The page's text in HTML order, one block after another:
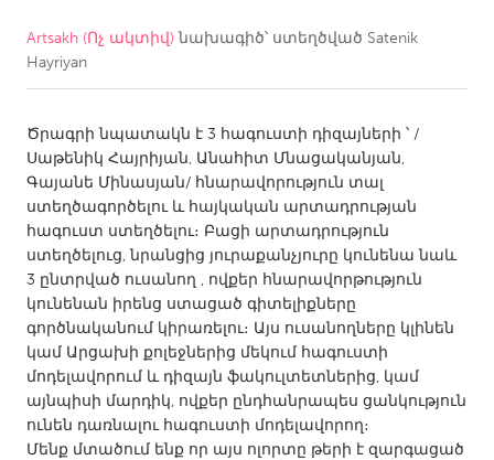
CANADA
Newmarket
Ottawa
South Shore
Toronto
MALAYSIA
Kuala Lumpur
NETHERLANDS
Leiden
Rotterdam
Utrecht
Artsakh (Ոչ ակտիվ) նախագիծ՝ ստեղծված Satenik
Hayriyan
Ծրագրի նպատակն է 3 հագուստի դիզայների ՝ /
Սաթենիկ Հայրիյան, Անահիտ Մնացականյան,
Գայանե Մինասյան/ հնարավորություն տալ
ստեղծագործելու և հայկական արտադրության
հագուստ ստեղծելու։ Բացի արտադրություն
ստեղծելուց, նրանցից յուրաքանչյուրը կունենա նաև
3 ընտրված ուսանող , ովքեր հնարավորթություն
կունենան իրենց ստացած գիտելիքները
գործնականում կիրառելու։ Այս ուսանողները կլինեն
կամ Արցախի քոլեջներից մեկում հագուստի
մոդելավորում և դիզայն ֆակուլտետներից, կամ
այնպիսի մարդիկ, ովքեր ընդհանրապես ցանկություն
ունեն դառնալու հագուստի մոդելավորող։
Մենք մտածում ենք որ այս ոլորտը թերի է զարգացած